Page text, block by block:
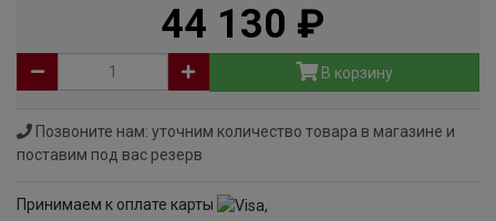
44 130
В корзину
Позвоните нам: уточним количество товара в магазине и
поставим под вас резерв
Принимаем к оплате карты